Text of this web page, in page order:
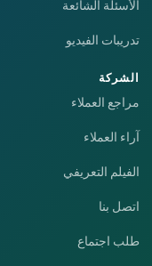
الأسئلة الشائعة
تدريبات الفيديو
الشركة
مراجع العملاء
آراء العملاء
الفيلم التعريفي
اتصل بنا
طلب اجتماع